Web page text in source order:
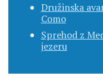
Družinska
Como
Sprehod z
jezeru